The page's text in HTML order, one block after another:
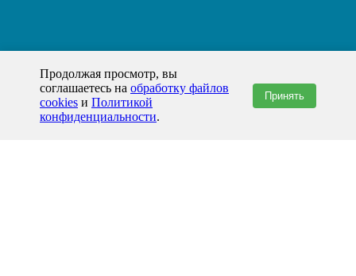
Продолжая просмотр, вы
соглашаетесь на обработку файлов
cookies и Политикой
конфиденциальности.
Принять